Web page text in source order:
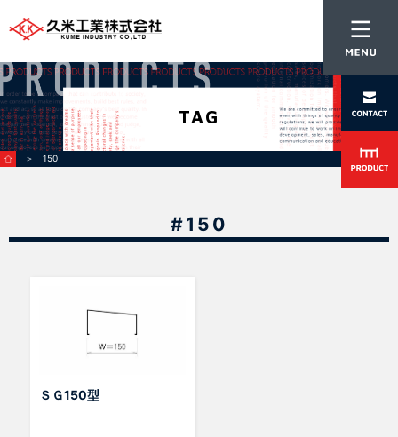
TAG
＞ 150
#150
ＳＧ150型